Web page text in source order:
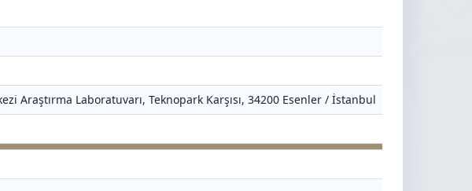
Araştırma Laboratuvarı, Teknopark Karşısı, 34200 Esenler / İstanbul